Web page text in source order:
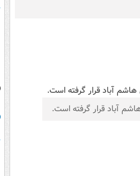
آباد قرار گرفته است.